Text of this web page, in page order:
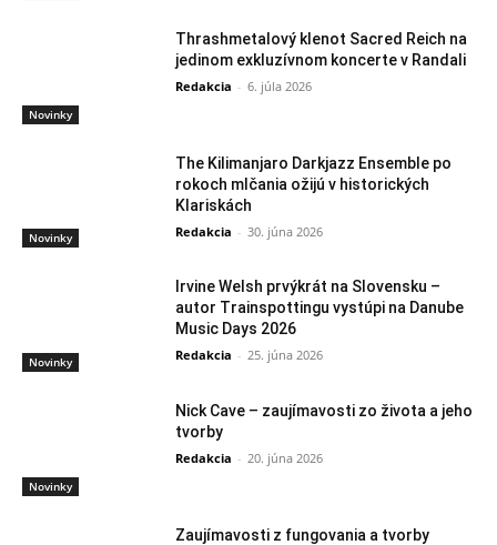
Novinky
Thrashmetalový klenot Sacred Reich na
jedinom exkluzívnom koncerte v Randali
Redakcia - 6. júla 2026
Novinky
The Kilimanjaro Darkjazz Ensemble po
rokoch mlčania ožijú v historických
Klariskách
Redakcia - 30. júna 2026
Novinky
Irvine Welsh prvýkrát na Slovensku –
autor Trainspottingu vystúpi na Danube
Music Days 2026
Redakcia - 25. júna 2026
Novinky
Nick Cave – zaujímavosti zo života a jeho
tvorby
Redakcia - 20. júna 2026
Zaujímavosti z fungovania a tvorby